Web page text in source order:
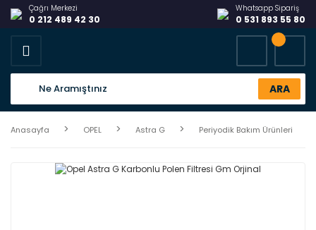
Çağrı Merkezi
0 212 489 42 30
Whatsapp Sipariş
0 531 893 55 80
ARA
Anasayfa OPEL Astra G Periyodik Bakım Ürünleri